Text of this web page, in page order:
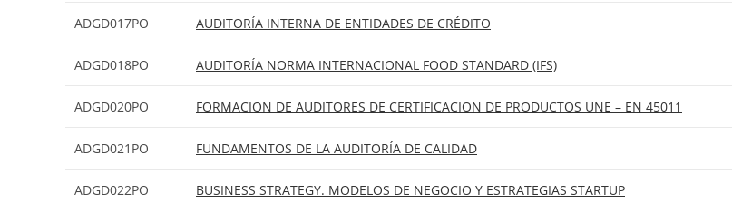
ADGD017PO AUDITORÍA INTERNA DE ENTIDADES DE CRÉDITO
ADGD018PO AUDITORÍA NORMA INTERNACIONAL FOOD STANDARD (IFS)
ADGD020PO FORMACION DE AUDITORES DE CERTIFICACION DE PRODUCTOS UNE – EN 45011
ADGD021PO FUNDAMENTOS DE LA AUDITORÍA DE CALIDAD
ADGD022PO BUSINESS STRATEGY. MODELOS DE NEGOCIO Y ESTRATEGIAS STARTUP